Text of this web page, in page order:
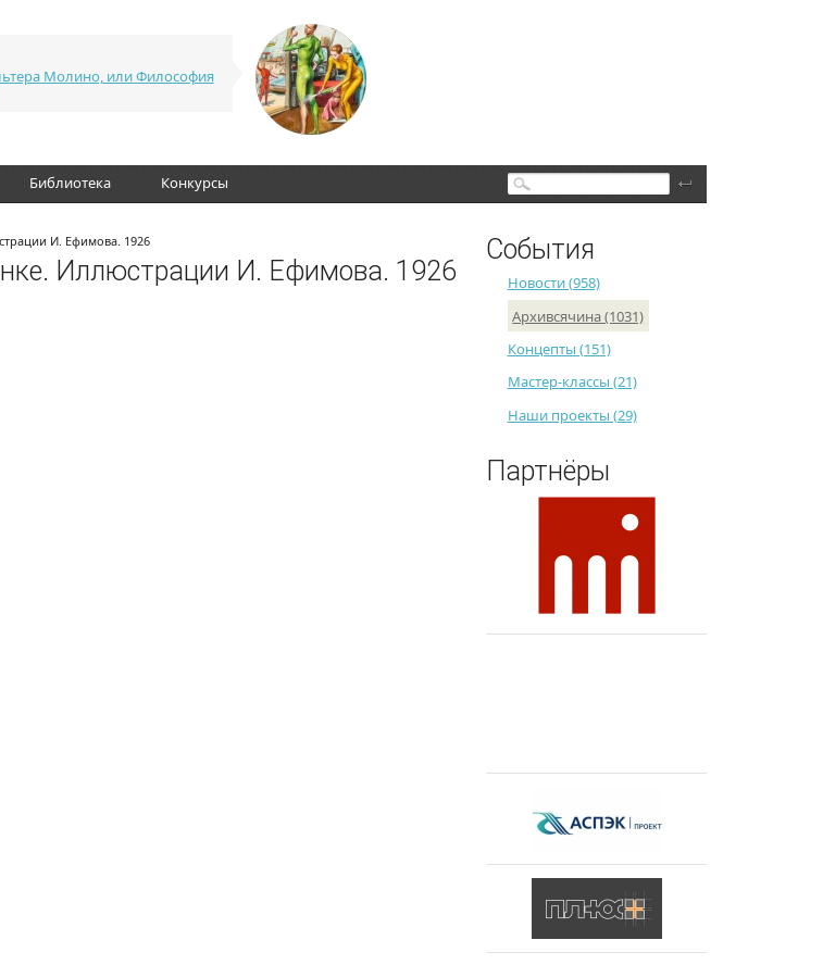
Молино, или Философия
Библиотека Конкурсы Поиск
И. Ефимова. 1926
Иллюстрации И. Ефимова. 1926
События
Новости (958)
Архивсячина (1031)
Концепты (151)
Мастер-классы (21)
Наши проекты (29)
Партнёры